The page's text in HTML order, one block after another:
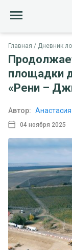
Главная Дневник
площадки
«Рени –
04 ноября 2025
Автор: